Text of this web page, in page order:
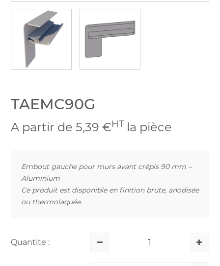
TAEMC90G
A partir de 5,39 €HT la pièce
Embout gauche pour murs avant crépis 90 mm –
Aluminium
Ce produit est disponible en finition brute, anodisée
ou thermolaquée.
Quantite :